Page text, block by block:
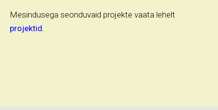
Mesindusega seonduvaid projekte vaata lehelt
projektid.